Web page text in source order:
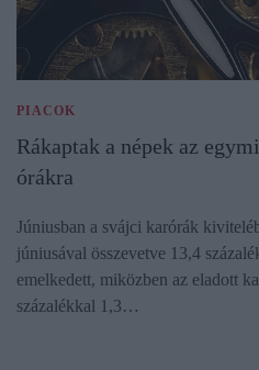
PIACOK
Rákaptak a népek az
órákra
Júniusban a svájci karórák
júniusával összevetve 13,4
emelkedett, miközben az eladott
százalékkal 1,3…